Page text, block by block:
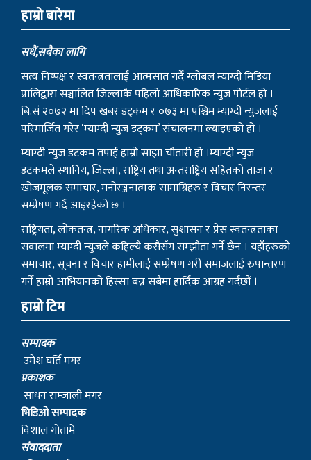
हाम्राे बारेमा
सधैं,सबैका लागि
सत्य निष्पक्ष र स्वतन्त्रतालाई आत्मसात गर्दै ग्लोबल म्याग्दी मिडिया
प्रालिद्वारा सञ्चालित जिल्लाकै पहिलो आधिकारिक न्युज पोर्टल हो ।
बि.सं २०७२ मा दिप खबर डट्कम र ०७३ मा पश्चिम म्याग्दी न्युजलाई
परिमार्जित गरेर ‘म्याग्दी न्युज डट्कम’ संचालनमा ल्याइएको हो ।
म्याग्दी न्युज डटकम तपाई हाम्रो साझा चौतारी हो ।म्याग्दी न्युज
डटकमले स्थानिय, जिल्ला, राष्ट्रिय तथा अन्तराष्ट्रिय सहितको ताजा र
खोजमूलक समाचार, मनोरञ्जनात्मक सामाग्रिहरु र विचार निरन्तर
सम्प्रेषण गर्दै आइरहेको छ ।
राष्ट्रियता, लोकतन्त्र, नागरिक अधिकार, सुशासन र प्रेस स्वतन्त्रताका
सवालमा म्याग्दी न्युजले कहिल्यै कसैसँग सम्झौता गर्ने छैन । यहाँहरुको
समाचार, सूचना र विचार हामीलाई सम्प्रेषण गरी समाजलाई रुपान्तरण
गर्ने हाम्रो आभियानको हिस्सा बन्न सबैमा हार्दिक आग्रह गर्दछौं ।
हाम्रो टिम
सम्पादक
उमेश घर्ति मगर
प्रकाशक
साधन राम्जाली मगर
भिडिओ सम्पादक
विशाल गोतामे
स‌ंवाददाता